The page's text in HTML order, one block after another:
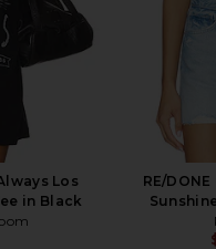
Los
in Black
RE/